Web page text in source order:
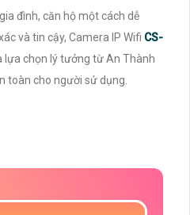
đình, căn hộ một cách dễ
và tin cậy, Camera IP Wifi CS-
lựa chọn lý tưởng từ An Thành
toàn cho người sử dụng.